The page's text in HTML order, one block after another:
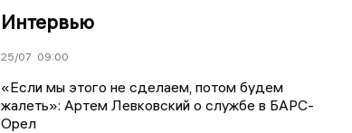
Интервью
25/07 09:00
«Если мы этого не сделаем, потом будем
жалеть»: Артем Левковский о службе в БАРС-
Орел